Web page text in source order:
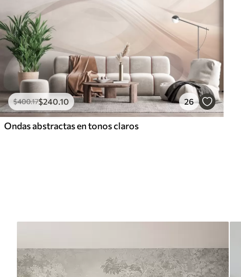
$400.17$240.10 26
Ondas abstractas en tonos claros